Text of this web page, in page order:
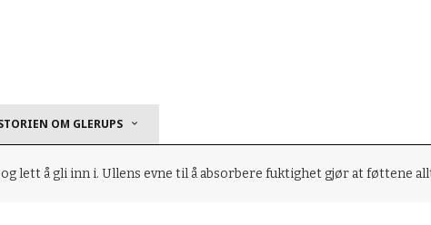
OM GLERUPS
lett å gli inn i. Ullens evne til å absorbere fuktighet gjør at føttene